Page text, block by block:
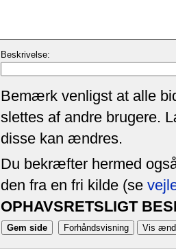
Beskrivelse:
Bemærk venligst at alle
slettes af andre brugere.
disse kan ændres.
Du bekræfter hermed
den fra en fri kilde (se
OPHAVSRETSLIGT